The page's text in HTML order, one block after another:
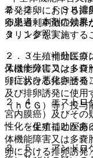
希発排卵における排
卵巣過剰刺激症候群
タリングを実施する
・ 〈生殖補助医療
体機能障害又は多嚢
卵における排卵誘発
及び排卵誘発に使用
（ｈＣＧ）等）投
・ 〈生殖補助医療
体機能障害又は多嚢
卵における排卵誘発
２．２． ＦＳＨ濃
る患者［本剤の効果
３．１参照〕。
２．３． 十分にコ
又は十分にコントロ
［症状を悪化させる
２．４． エストロ
宮内膜癌）及びその
性化を促すことがあ
２．５． アンドロ